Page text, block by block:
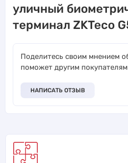
уличный
терминал ZKTeco
Поделитесь своим мнением
поможет другим
НАПИСАТЬ ОТЗЫВ